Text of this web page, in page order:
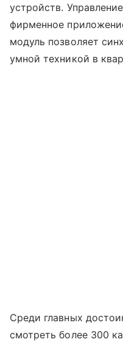
устройств.
фирменное
модуль позволяет
умной техникой в
Среди главных
смотреть более 300